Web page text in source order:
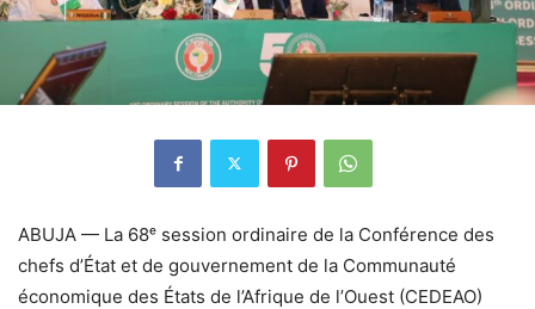
ABUJA — La 68ᵉ session ordinaire de la Conférence des
chefs d’État et de gouvernement de la Communauté
économique des États de l’Afrique de l’Ouest (CEDEAO)